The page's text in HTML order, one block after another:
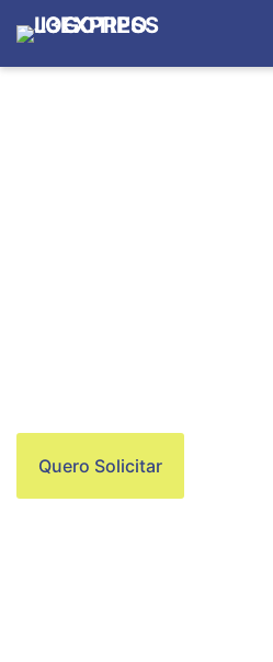
Quero Solicitar